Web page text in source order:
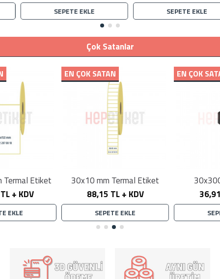
SEPETE EKLE SEPETE EKLE
Çok Satanlar
30x10 mm Termal Etiket
88,15 TL + KDV
30x300 Wax Ribon
36,91 TL + KDV